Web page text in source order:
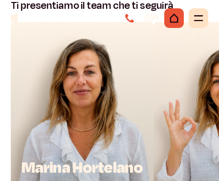
It
Tipresentiamoilteamchetiseguirà
MarinaHortelano